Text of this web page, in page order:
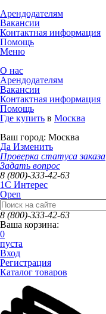
Арендодателям
Вакансии
Контактная информация
Помощь
Меню
О нас
Арендодателям
Вакансии
Контактная информация
Помощь
Где купить в Москва
Ваш город: Москва
Да Изменить
Проверка статуса заказа
Задать вопрос
8 (800)-333-42-63
1C Интерес
Open
8 (800)-333-42-63
Ваша корзина:
0
пуста
Вход
Регистрация
Каталог товаров